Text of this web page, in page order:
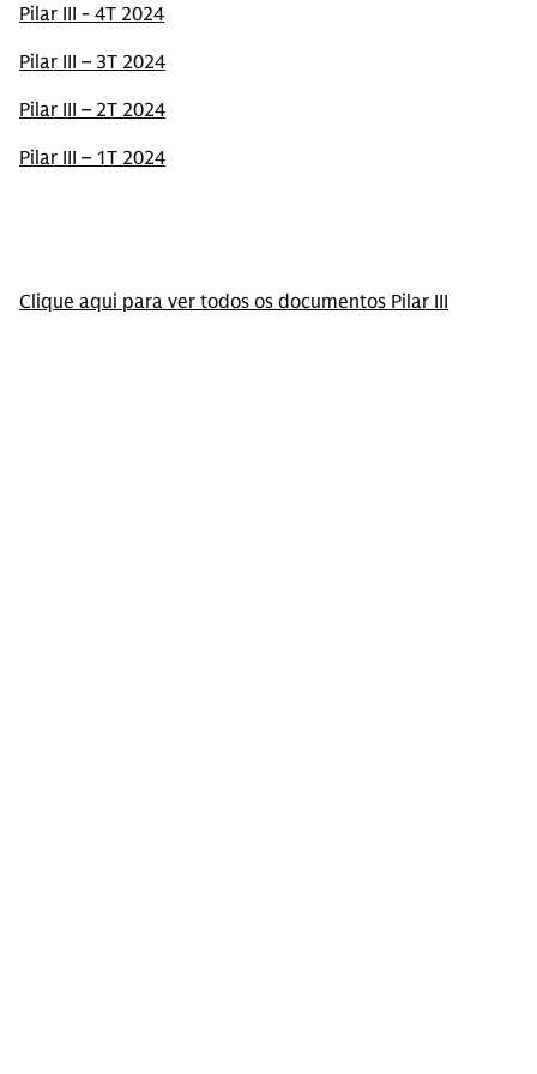
Pilar III - 4T 2024
Pilar III – 3T 2024
Pilar III – 2T 2024
Pilar III – 1T 2024
Clique aqui para ver todos os documentos Pilar III